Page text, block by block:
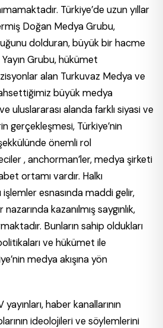
Türkiye’de uzun yıllar
Doğan Medya Grubu,
dolduran, büyük bir hacme
Grubu, hükümet
alan Turkuvaz Medya ve
büyük medya
uluslararası alanda farklı siyasi ve
gerçekleşmesi, Türkiye’nin
önemli rol
, anchorman’ler, medya şirketi
ortamı vardır. Halkı
esnasında maddi gelir,
kazanılmış saygınlık,
Bunların sahip oldukları
ve hükümet ile
medya akışına yön
haber kanallarının
ideolojileri ve söylemlerini